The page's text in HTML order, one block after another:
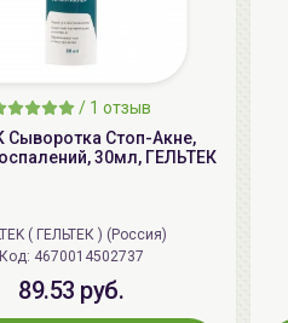
/ 1 отзыв
Сыворотка Стоп-Акне,
30мл, ГЕЛЬТЕК
( ГЕЛЬТЕК ) (Россия)
Код: 4670014502737
89.53 руб.